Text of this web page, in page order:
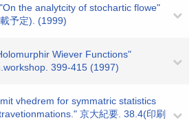
the analytcity of stochartic flowe"
予定). (1999)
Wiever Functions"
399-415 (1997)
vhedrem for symmatric statistics
京大紀要. 38.4(印刷